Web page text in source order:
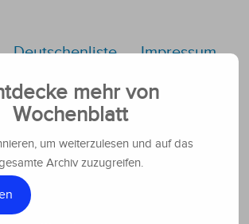
Deutschenliste
Impressum
mehr von
Wochenblatt
um weiterzulesen und auf das
Archiv zuzugreifen.